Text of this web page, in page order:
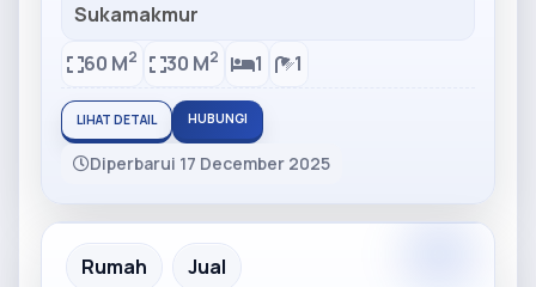
Sukamakmur
60 M2 30 M2 1 1
LIHAT DETAIL HUBUNGI
Diperbarui 17 December 2025
Partner Ad
Rumah Jual